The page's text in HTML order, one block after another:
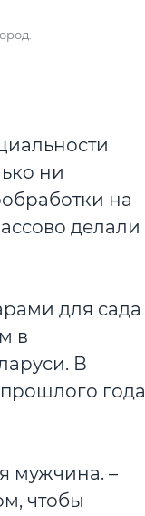
ни
на
делали
для сада
в
В
года
мужчина. –
чтобы